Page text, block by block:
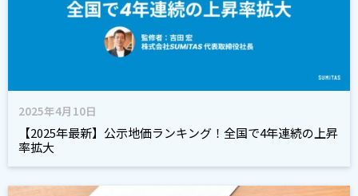
2025年4月10日
【2025年最新】公示地価ランキング！全国で4年連続の上昇
率拡大